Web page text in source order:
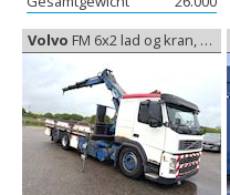
Volvo FM 6x2 lad og kran, Autokran/Kranfahrzeug